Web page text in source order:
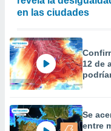
en las ciudades
12 de
Se
entre